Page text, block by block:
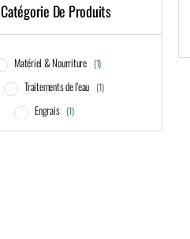
Catégorie De Produits
Matériel & Nourriture (1)
Traitements de l'eau (1)
Engrais (1)